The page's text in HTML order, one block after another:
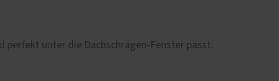
aus Holz,
Einbruchsschutz für Mülheim an
perfekt unter die Dachschrägen-Fenster passt.